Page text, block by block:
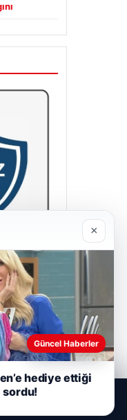
×
Güncel Haberler
hediye ettiği
sordu!